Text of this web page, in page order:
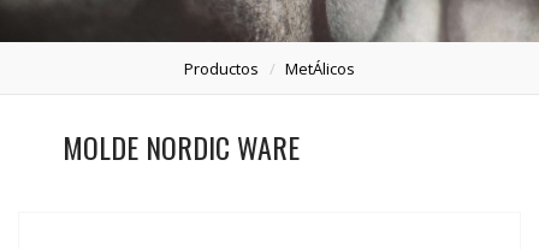
Productos MetÁlicos
MOLDE NORDIC WARE